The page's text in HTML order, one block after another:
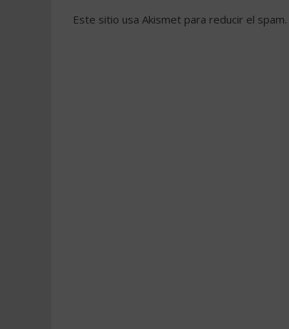
Este sitio usa Akismet para reducir el spam.